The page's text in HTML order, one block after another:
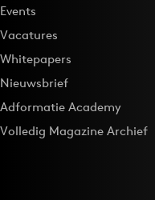
Events
Vacatures
Whitepapers
Nieuwsbrief
Adformatie Academy
Volledig Magazine Archief